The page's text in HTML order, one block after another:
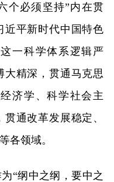
个必须坚持”内在贯
近平新时代中国特色
一科学体系逻辑严
大精深，贯通马克思
济学、科学社会主
通改革发展稳定、
各领域。
“纲中之纲，要中之